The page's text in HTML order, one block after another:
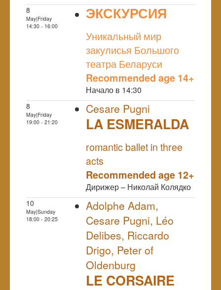
8
May|Friday
14:30 - 16:00
ЭКСКУРСИЯ
Уникальный мир
закулисья Большого
театра Беларуси
Recommended age 14+
Начало в 14:30
8
May|Friday
19:00 - 21:20
Cesare Pugni
LA ESMERALDA
romantic ballet in three
acts
Recommended age 12+
Дирижер – Николай Колядко
10
May|Sunday
18:00 - 20:25
Adolphe Adam,
Cesare Pugni, Léo
Delibes, Riccardo
Drigo, Peter of
Oldenburg
LE CORSAIRE